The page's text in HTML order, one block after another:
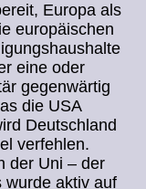
Europa als
europäischen
eine oder
gegenwärtig
die USA
Deutschland
verfehlen.
der Uni – der
wurde aktiv auf